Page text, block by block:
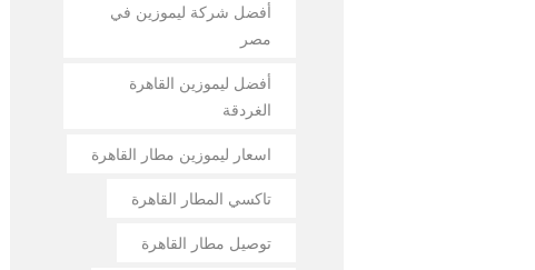
أفضل شركة ليموزين في
مصر
أفضل ليموزين القاهرة
الغردقة
اسعار ليموزين مطار القاهرة
تاكسي المطار القاهرة
توصيل مطار القاهرة